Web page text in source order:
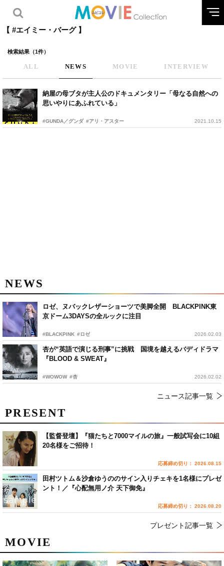
【 #エイミー・バーグ 】
検索結果（1件）
ALL NEWS MOVIE INTERVIEW
納屋の母ブタが主人公のドキュメンタリー「母なる自然への
思いやりにあふれている」
#GUNDA／グンダ #アリ・アスター 2021.10.15
NEWS
ロゼ、ヌバックレザーショーツで美脚全開 BLACKPINK東
京ドーム3DAYSの全ルックに注目
#BLACKPINK #ロゼ 2026.02.03
杏が“英語で演じる刑事”に挑戦 国境を越えるバディドラマ
『BLOOD & SWEAT』
#WOWOW #杏 2026.02.02
ニュース記事一覧
MOVIE
PRESENT
【監督登壇】『猫たちと7000マイルの旅』一般試写会に10組
20名様をご招待！
応募締め切り： 2026.08.15
田村ツトム＆沙倉ゆうののサイン入りチェキを1名様にプレゼ
ント！／『心配無用ノ介 天下御免』
応募締め切り： 2026.08.20
プレゼント記事一覧